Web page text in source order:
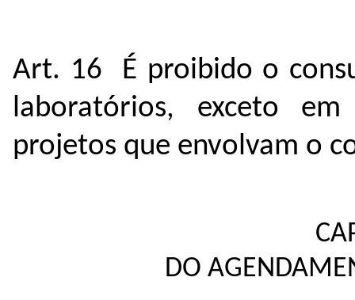
Art. 16 É proibido o
laboratórios, exceto
projetos que envolvam o
DO